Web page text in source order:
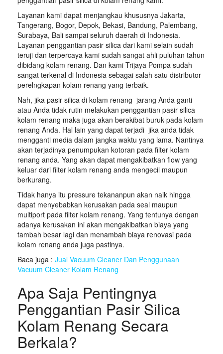
Layanan kami dapat menjangkau khususnya Jakarta,
Tangerang, Bogor, Depok, Bekasi, Bandung, Palembang,
Surabaya, Bali sampai seluruh daerah di Indonesia.
Layanan penggantian pasir silica dari kami selain sudah
teruji dan terpercaya kami sudah sangat ahli puluhan tahun
dibidang kolam renang. Dan kami Trijaya Pompa sudah
sangat terkenal di Indonesia sebagai salah satu distributor
perelngkapan kolam renang yang terbaik.
Nah, jika pasir silica di kolam renang jarang Anda ganti
atau Anda tidak rutin melakukan penggantian pasir silica
kolam renang maka juga akan berakibat buruk pada kolam
renang Anda. Hal lain yang dapat terjadi jika anda tidak
mengganti media dalam jangka waktu yang lama. Nantinya
akan terjadinya penumpukan kotoran pada filter kolam
renang anda. Yang akan dapat mengakibatkan flow yang
keluar dari filter kolam renang anda mengecil maupun
berkurang.
Tidak hanya itu pressure tekananpun akan naik hingga
dapat menyebabkan kerusakan pada seal maupun
multiport pada filter kolam renang. Yang tentunya dengan
adanya kerusakan ini akan mengakibatkan biaya yang
tambah besar lagi dan menambah biaya renovasi pada
kolam renang anda juga pastinya.
Baca juga : Jual Vacuum Cleaner Dan Penggunaan
Vacuum Cleaner Kolam Renang
Apa Saja Pentingnya
Penggantian Pasir Silica
Kolam Renang Secara
Berkala?